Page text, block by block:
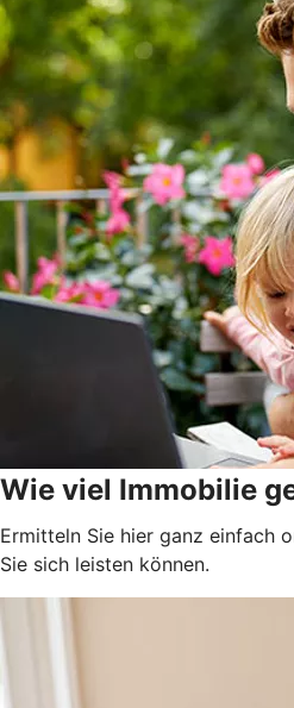
Wie viel Immobilie
Ermitteln Sie hier ganz einfach
Sie sich leisten können.